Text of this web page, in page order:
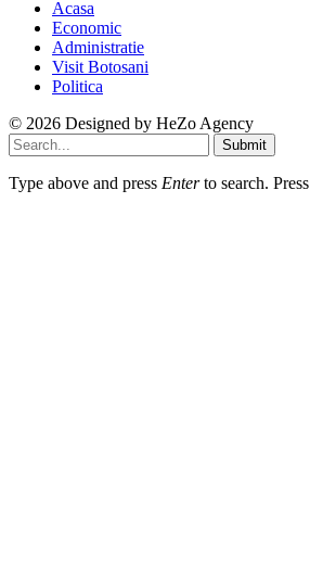
Acasa
Economic
Administratie
Visit Botosani
Politica
© 2026 Designed by HeZo Agency
Submit
Type above and press Enterto search. Press